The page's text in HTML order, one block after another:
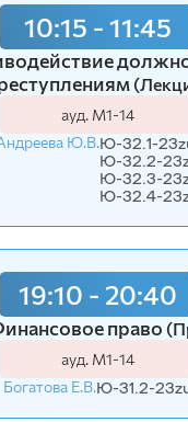
10:15 - 11:45
ауд. М1-14
Ю.В.Ю-32.1-
Ю-32.2-
Ю-32.3-
Ю-32.4-
19:10 - 20:40
право
ауд. М1-14
Богатова Е.В.Ю-31.2-